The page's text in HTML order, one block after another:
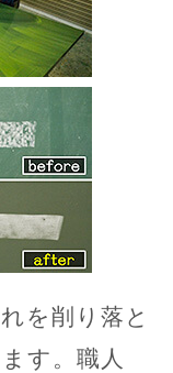
を削り落と
す。職人